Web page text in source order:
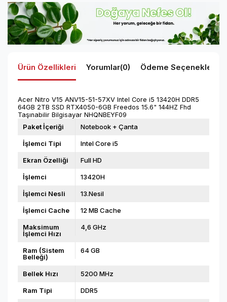
Ürün Özellikleri Yorumlar(0) Ödeme Seçenekleri
Acer Nitro V15 ANV15-51-57XV Intel Core i5 13420H DDR5
64GB 2TB SSD RTX4050-6GB Freedos 15.6" 144HZ Fhd
Taşınabilir Bilgisayar NHQNBEYF09
Paket İçeriği Notebook + Çanta
İşlemci Tipi Intel Core i5
Ekran Özelliği Full HD
İşlemci 13420H
İşlemci Nesli 13.Nesil
İşlemci Cache 12 MB Cache
Maksimum
İşlemci Hızı
4,6 GHz
Ram (Sistem
Belleği)
64 GB
Bellek Hızı 5200 MHz
Ram Tipi DDR5